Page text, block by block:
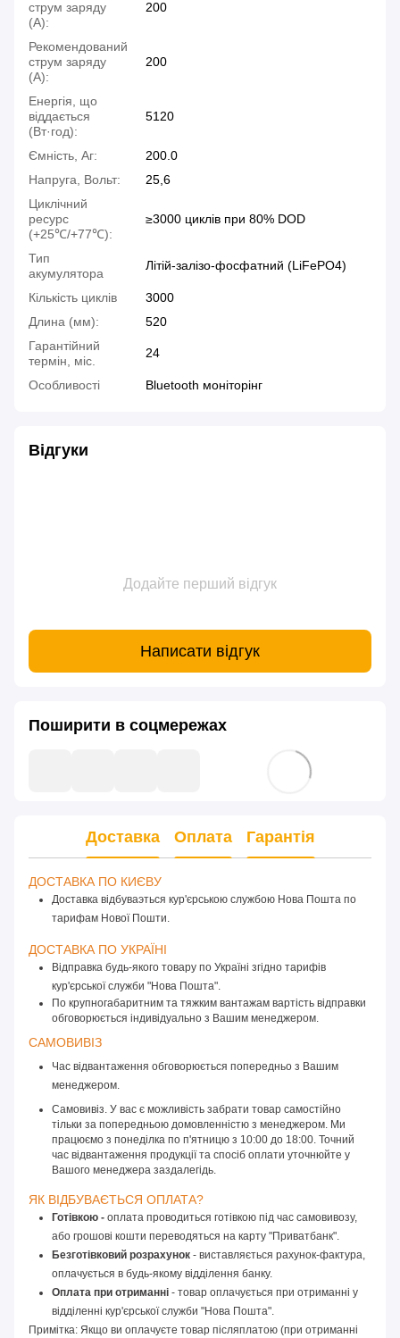
струм заряду
(А):
200
Рекомендований
струм заряду
(А):
200
Енергія, що
віддається
(Вт·год):
5120
Ємність, Аг:
200.0
Напруга, Вольт:
25,6
Циклічний
ресурс
(+25℃/+77℃):
≥3000 циклів при 80% DOD
Тип
акумулятора
Літій-залізо-фосфатний (LiFePO4)
Кількість циклів
3000
Длина (мм):
520
Гарантійний
термін, міс.
24
Особливості Bluetooth моніторінг
Відгуки
Додайте перший відгук
Написати відгук
Поширити в соцмережах
Доставка Оплата Гарантія
ДОСТАВКА ПО КИЄВУ
Доставка відбуваэться кур'єрською службою Нова Пошта по
тарифам Нової Пошти.
ДОСТАВКА ПО УКРАЇНІ
Відправка будь-якого товару по Україні згідно тарифів
кур'єрської служби "Нова Пошта".
По крупногабаритним та тяжким вантажам вартість відправки
обговорюється індивідуально з Вашим менеджером.
САМОВИВІЗ
Час відвантаження обговорюється попередньо з Вашим
менеджером.
Самовивіз. У вас є можливість забрати товар самостійно
тільки за попередньою домовленністю з менеджером. Ми
працюємо з понеділка по п'ятницю з 10:00 до 18:00. Точний
час відвантаження продукції та спосіб оплати уточнюйте у
Вашого менеджера заздалегідь.
ЯК ВІДБУВАЄТЬСЯ ОПЛАТА?
Готівкою - оплата проводиться готівкою під час самовивозу,
або грошові кошти переводяться на карту "Приватбанк".
Безготівковий розрахунок - виставляється рахунок-фактура,
оплачується в будь-якому відділення банку.
Оплата при отриманні - товар оплачується при отриманні у
відділенні кур'єрської служби "Нова Пошта".
Примітка: Якщо ви оплачуєте товар післяплатою (при отриманні